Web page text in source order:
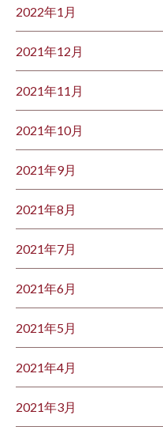
2022年1月
2021年12月
2021年11月
2021年10月
2021年9月
2021年8月
2021年7月
2021年6月
2021年5月
2021年4月
2021年3月